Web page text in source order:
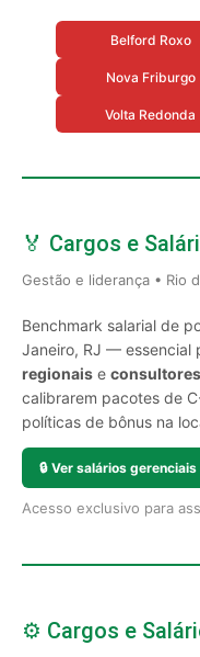
Belford Roxo
Nova Friburgo
Volta Redonda
🏅 Cargos e
Gestão e liderança • Rio
Benchmark salarial de
Janeiro, RJ — essencial
regionais e
calibrarem pacotes de
políticas de bônus na
🔒 Ver salários gerenciais
Acesso exclusivo para
⚙️ Cargos e